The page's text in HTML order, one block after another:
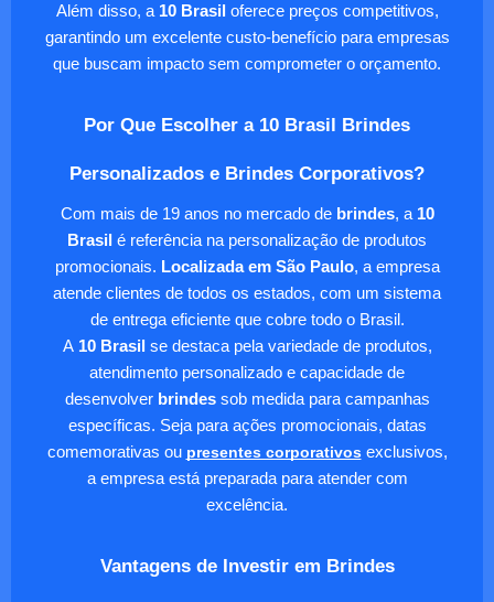
Além disso, a 10 Brasiloferece preços competitivos,
garantindo um excelente custo-benefício para empresas
que buscam impacto sem comprometer o orçamento.
Por Que Escolher a 10 Brasil Brindes
Personalizados e Brindes Corporativos?
Com mais de 19 anos no mercado de brindes, a 10
Brasil é referência na personalização de produtos
promocionais. Localizada em São Paulo, a empresa
atende clientes de todos os estados, com um sistema
de entrega eficiente que cobre todo o Brasil.
A10 Brasilse destaca pela variedade de produtos,
atendimento personalizado e capacidade de
desenvolver brindessob medida para campanhas
específicas. Seja para ações promocionais, datas
comemorativas ou presentes corporativosexclusivos,
a empresa está preparada para atender com
excelência.
Vantagens de Investir em Brindes